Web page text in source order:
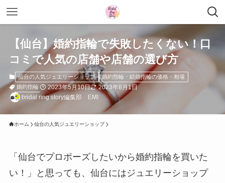
【仙台】婚約指輪で失敗したくない！口
コミで人気の店舗や店舗の選び方
仙台の人気ジュエリーショップ
婚約指輪・結婚指輪の価格・相場
婚約指輪
2023年5月10日
2023年8月1日
bridal ring story編集部 EMI
ホーム 仙台の人気ジュエリーショップ
「仙台でプロポーズしたいから婚約指輪を買いた
い！」と思っても、仙台にはジュエリーショップ